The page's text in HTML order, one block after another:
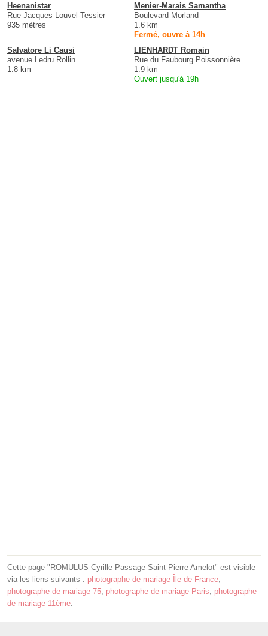
Heenanistar
Rue Jacques Louvel-Tessier
935 mètres
Menier-Marais Samantha
Boulevard Morland
1.6 km
Fermé, ouvre à 14h
Salvatore Li Causi
avenue Ledru Rollin
1.8 km
LIENHARDT Romain
Rue du Faubourg Poissonnière
1.9 km
Ouvert jusqu'à 19h
Cette page "ROMULUS Cyrille Passage Saint-Pierre Amelot" est visible
via les liens suivants : photographe de mariage Île-de-France
photographe de mariage 75 photographe de mariage Paris
photographe
de mariage 11ème